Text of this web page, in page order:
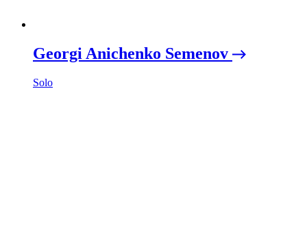
Georgi Anichenko Semenov
Solo